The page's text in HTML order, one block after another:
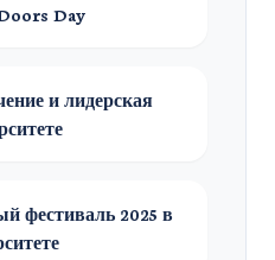
Day
и лидерская
фестиваль 2025 в